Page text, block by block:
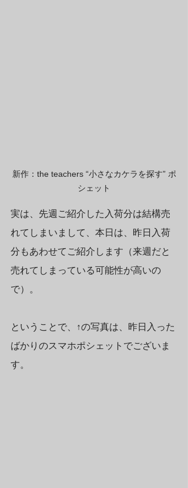
新作：the teachers “小さなカケラを探す” ポ
シェット
実は、先週ご紹介した入荷分は結構売
れてしまいまして、本日は、昨日入荷
分もあわせてご紹介します（来週だと
売れてしまっている可能性が高いの
で）。
ということで、↑の写真は、昨日入った
ばかりのスマホポシェットでございま
す。